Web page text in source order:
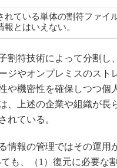
れている単体の割符ファイ
とはいえない。
割符技術によって分割し
ジやオンプレミスのス
や機密性を確保しつつ個
、上述の企業や組織が長
れている。
情報の管理ではその運用
も、（1）復元に必要な